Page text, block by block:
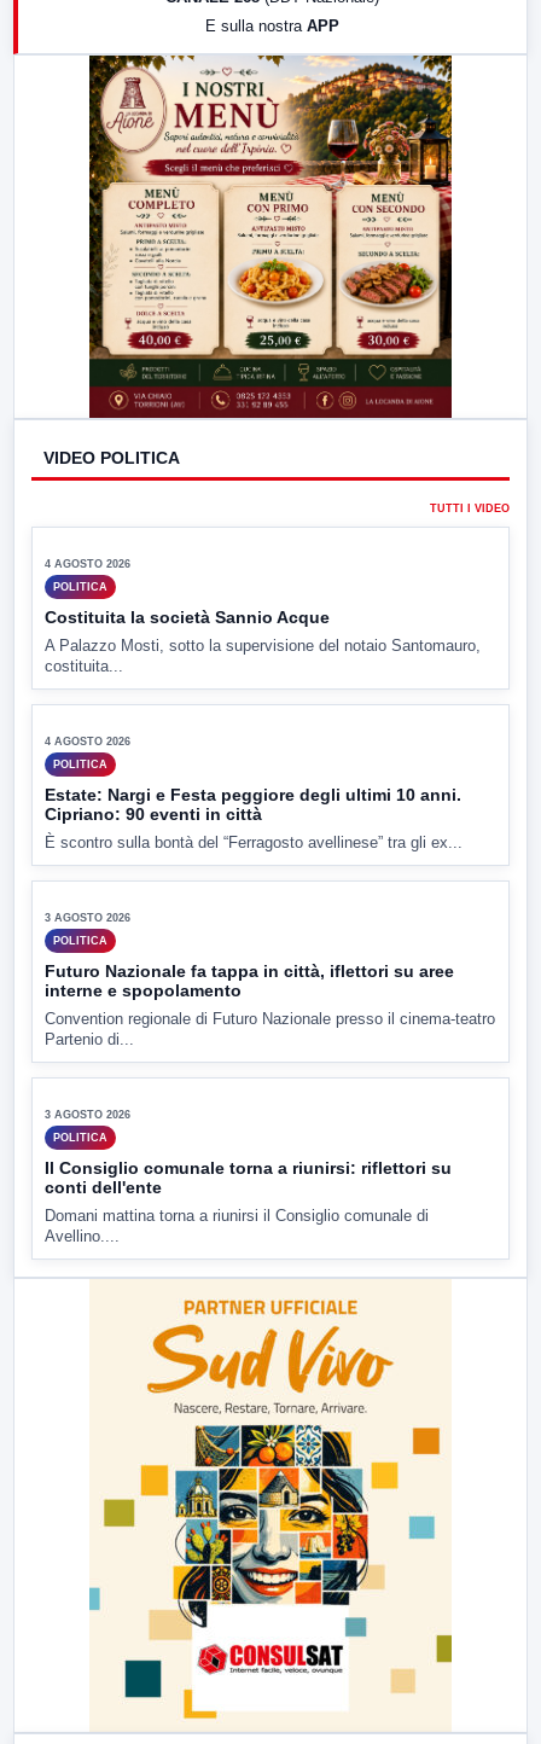
LabNews (replica)
E sulla nostra APP
VIDEO POLITICA
TUTTI I VIDEO
4 AGOSTO 2026
POLITICA
Costituita la società Sannio Acque
costituita...
Estate: Nargi e Festa peggiore degli ultimi 10 anni.
Cipriano: 90 eventi in città
È scontro sulla bontà del “Ferragosto avellinese” tra gli ex...
Futuro Nazionale fa tappa in città, iflettori su aree